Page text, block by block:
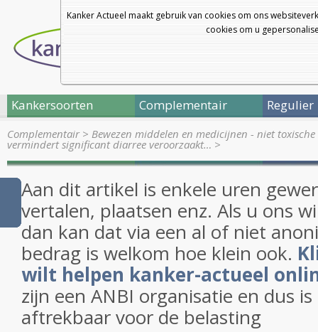
Kanker Actueel maakt gebruik van cookies om ons
cookies om u
Kankersoorten Complementair Regulier
Complementair> Bewezen middelen en medicijnen - niet
vermindert significant diarree veroorzaakt… >
Aan dit artikel is enkele uren
vertalen, plaatsen enz. Als u ons
dan kan dat via een al of niet
bedrag is welkom hoe klein ook.
wilt helpen kanker-actueel
zijn een ANBI organisatie en dus
aftrekbaar voor de belasting